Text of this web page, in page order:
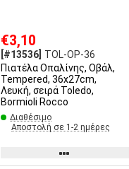
€3,10
[#13536] TOL-OP-36
Πιατέλα Οπαλίνης, Οβάλ,
Tempered, 36x27cm,
Λευκή, σειρά Toledo,
Bormioli Rocco
Διαθέσιμο
Αποστολή σε 1-2 ημέρες